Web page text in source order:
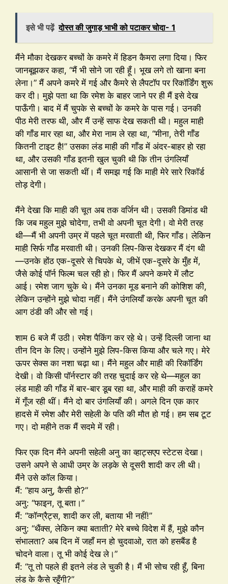
इसे भी पढ़ें दोस्त की जुगाड़ भाभी को पटाकर चोदा- 1
मैंने मौका देखकर बच्चों के कमरे में हिडन कैमरा लगा दिया। फिर
जानबूझकर कहा, “मैं भी सोने जा रही हूँ। भूख लगे तो खाना बना
लेना।” मैं अपने कमरे में गई और कैमरे से लैपटॉप पर रिकॉर्डिंग शुरू
कर दी। मुझे पता था कि रमेश के बाहर जाने पर ही मैं इसे देख
पाऊँगी। बाद में मैं चुपके से बच्चों के कमरे के पास गई। उनकी
पीठ मेरी तरफ थी, और मैं उन्हें साफ देख सकती थी। महुल माही
की गाँड मार रहा था, और मेरा नाम ले रहा था, “मीना, तेरी गाँड
कितनी टाइट है!” उसका लंड माही की गाँड में अंदर-बाहर हो रहा
था, और उसकी गाँड इतनी खुल चुकी थी कि तीन उंगलियाँ
आसानी से जा सकती थीं। मैं समझ गई कि माही मेरे सारे रिकॉर्ड
तोड़ देगी।
मैंने देखा कि माही की चूत अब तक वर्जिन थी। उसकी डिमांड थी
कि जब महुल मुझे चोदेगा, तभी वो अपनी चूत देगी। वो मेरी तरह
थी—मैं भी अपनी उम्र में पहले चूत मरवाती थी, फिर गाँड। लेकिन
माही सिर्फ गाँड मरवाती थी। उनकी लिप-किस देखकर मैं दंग थी
—उनके होंठ एक-दूसरे से चिपके थे, जीभें एक-दूसरे के मुँह में,
जैसे कोई पॉर्न फिल्म चल रही हो। फिर मैं अपने कमरे में लौट
आई। रमेश जाग चुके थे। मैंने उनका मूड बनाने की कोशिश की,
लेकिन उन्होंने मुझे चोदा नहीं। मैंने उंगलियाँ करके अपनी चूत की
आग ठंडी की और सो गई।
शाम 6 बजे मैं उठी। रमेश पैकिंग कर रहे थे। उन्हें दिल्ली जाना था
तीन दिन के लिए। उन्होंने मुझे लिप-किस किया और चले गए। मेरे
ऊपर सेक्स का नशा चढ़ा था। मैंने महुल और माही की रिकॉर्डिंग
देखी। वो किसी पॉर्नस्टार की तरह चुदाई कर रहे थे—महुल का
लंड माही की गाँड में बार-बार डूब रहा था, और माही की कराहें कमरे
में गूँज रही थीं। मैंने दो बार उंगलियाँ की। अगले दिन एक कार
हादसे में रमेश और मेरी सहेली के पति की मौत हो गई। हम सब टूट
गए। दो महीने तक मैं सदमे में रही।
फिर एक दिन मैंने अपनी सहेली अनु का व्हाट्सएप स्टेटस देखा।
उसने अपने से आधी उम्र के लड़के से दूसरी शादी कर ली थी।
मैंने उसे कॉल किया।
मैं: “हाय अनु, कैसी हो?”
अनु: “फाइन, तू बता।”
मैं: “कॉन्ग्रैट्स, शादी कर ली, बताया भी नहीं!”
अनु: “थैंक्स, लेकिन क्या बताती? मेरे बच्चे विदेश में हैं, मुझे कौन
संभालता? अब दिन में जहाँ मन हो चुदवाओ, रात को हसबैंड है
चोदने वाला। तू भी कोई देख ले।”
मैं: “तू तो पहले ही इतने लंड ले चुकी है। मैं भी सोच रही हूँ, बिना
लंड के कैसे रहूँगी?”